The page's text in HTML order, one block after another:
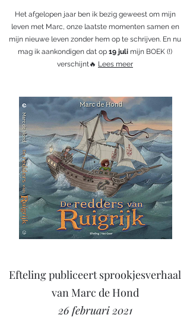
Het afgelopen jaar ben ik bezig geweest om mijn
leven met Marc, onze laatste momenten samen en
mijn nieuwe leven zonder hem op te schrijven. En nu
mag ik aankondigen dat op 19 juli mijn BOEK (!)
verschijnt🔥 Lees meer
Efteling publiceert sprookjesverhaal
van Marc de Hond
26 februari 2021